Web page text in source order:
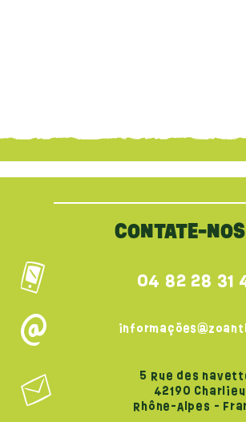
CONTATE-NOS
04 82 28 31
5 Rue des
42190 Charlieu
Rhône-Alpes -